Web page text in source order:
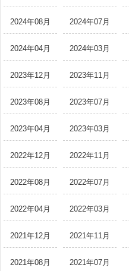
2024年08月 2024年07月
2024年04月 2024年03月
2023年12月 2023年11月
2023年08月 2023年07月
2023年04月 2023年03月
2022年12月 2022年11月
2022年08月 2022年07月
2022年04月 2022年03月
2021年12月 2021年11月
2021年08月 2021年07月